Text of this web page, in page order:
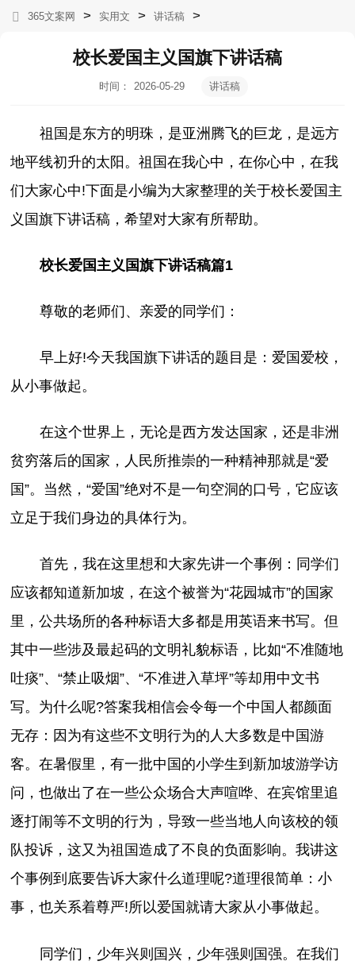
365文案网 > 实用文 > 讲话稿 >
校长爱国主义国旗下讲话稿
时间：
2026-05-29
讲话稿
祖国是东方的明珠，是亚洲腾飞的巨龙，是远方
地平线初升的太阳。祖国在我心中，在你心中，在我
们大家心中!下面是小编为大家整理的关于校长爱国主
义国旗下讲话稿，希望对大家有所帮助。
校长爱国主义国旗下讲话稿篇1
尊敬的老师们、亲爱的同学们：
早上好!今天我国旗下讲话的题目是：爱国爱校，
从小事做起。
在这个世界上，无论是西方发达国家，还是非洲
贫穷落后的国家，人民所推崇的一种精神那就是“爱
国”。当然，“爱国”绝对不是一句空洞的口号，它应该
立足于我们身边的具体行为。
首先，我在这里想和大家先讲一个事例：同学们
应该都知道新加坡，在这个被誉为“花园城市”的国家
里，公共场所的各种标语大多都是用英语来书写。但
其中一些涉及最起码的文明礼貌标语，比如“不准随地
吐痰”、“禁止吸烟”、“不准进入草坪”等却用中文书
写。为什么呢?答案我相信会令每一个中国人都颜面
无存：因为有这些不文明行为的人大多数是中国游
客。在暑假里，有一批中国的小学生到新加坡游学访
问，也做出了在一些公众场合大声喧哗、在宾馆里追
逐打闹等不文明的行为，导致一些当地人向该校的领
队投诉，这又为祖国造成了不良的负面影响。我讲这
个事例到底要告诉大家什么道理呢?道理很简单：小
事，也关系着尊严!所以爱国就请大家从小事做起。
同学们，少年兴则国兴，少年强则国强。在我们